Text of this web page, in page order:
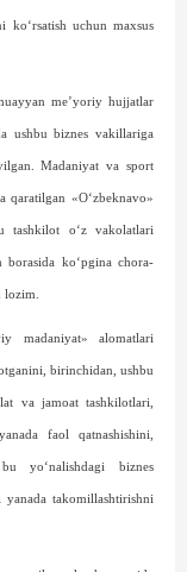
uchun maxsus
me’yoriy hujjatlar
ushbu biznes vakillariga
Madaniyat va sport
qaratilgan «O‘zbeknavo»
tashkilot o‘z vakolatlari
borasida ko‘pgina chora-
madaniyat» alomatlari
birinchidan, ushbu
va jamoat tashkilotlari,
faol qatnashishini,
yo‘nalishdagi biznes
takomillashtirishni